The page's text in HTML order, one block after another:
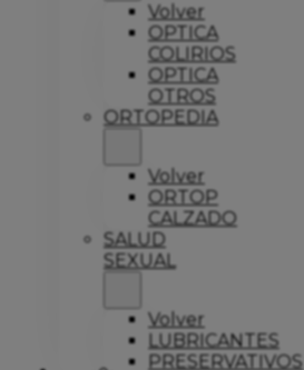
Volver
OPTICA
COLIRIOS
OPTICA
OTROS
ORTOPEDIA
Volver
ORTOP
CALZADO
SALUD
SEXUAL
Volver
LUBRICANTES
PRESERVATIVOS